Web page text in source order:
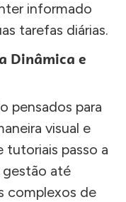
informado
tarefas diárias.
Dinâmica e
pensados para
visual e
tutoriais passo a
gestão até
complexos de